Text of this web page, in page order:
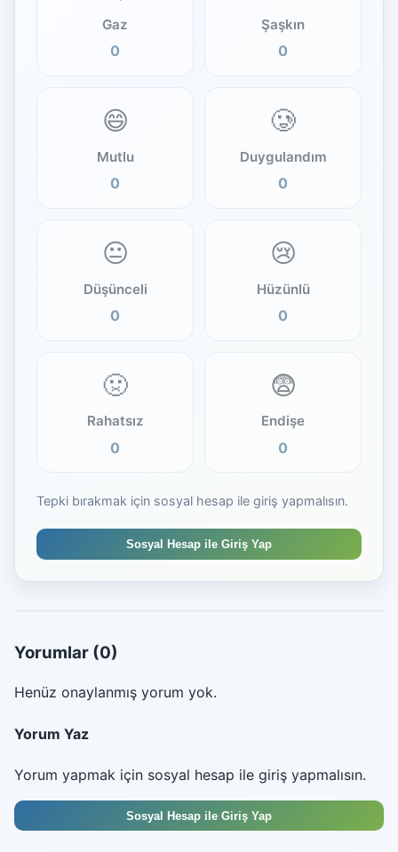
Gaz
0
Şaşkın
0
😄
Mutlu
0
🥲
Duygulandım
0
😐
Düşünceli
0
😢
Hüzünlü
0
🤢
Rahatsız
0
😨
Endişe
0
Tepki bırakmak için sosyal hesap ile giriş yapmalısın.
Sosyal Hesap ile Giriş Yap
Yorumlar (0)
Henüz onaylanmış yorum yok.
Yorum Yaz
Yorum yapmak için sosyal hesap ile giriş yapmalısın.
Sosyal Hesap ile Giriş Yap